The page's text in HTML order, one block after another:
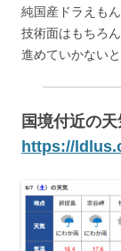
純国産ドラえも
技術面はもちろ
進めていかないと
国境付近の天
https://